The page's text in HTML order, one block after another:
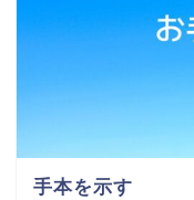
手本を示す